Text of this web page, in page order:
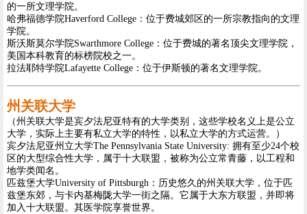
的一所文理学院。
哈弗福德学院Haverford College：位于费城郊区的一所宗教指向的文理
学院。
斯沃斯莫尔学院Swarthmore College：位于费城的著名顶尖文理学院，
美国本科教育的标榜院校之一。
拉法耶特学院Lafayette College：位于伊斯顿的著名文理学院。
州关联大学
（州关联大学是宾夕法尼亚特有的大学类别，这些学校名义上是公立
大学，实际上主要有私立大学的特性，以私立大学的方式运营。）
宾夕法尼亚州立大学The Pennsylvania State University: 拥有至少24个校
区的大型综合性大学，属于十大联盟，被称为公立常青藤，以工程和
地学类闻名。
匹兹堡大学University of Pittsburgh：历史悠久的州关联大学，位于匹
兹堡东郊，与卡内基梅陇大学一街之隔。它属于大东方联盟，并即将
加入十大联盟。其医学院享誉世界。